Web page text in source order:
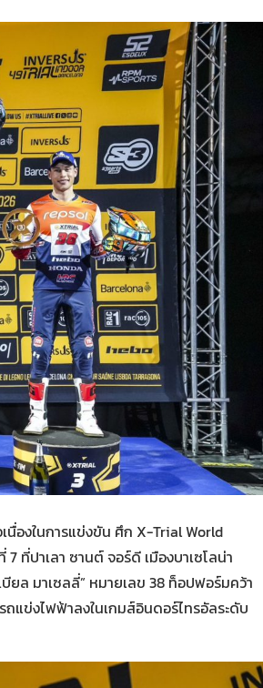
นื่องในการแข่งขัน ศึก X-Trial World
ที่ปาเลา ซานต์ จอร์ดี เมืองบาเซโลน่า
ยล มาเซลลี่” หมายเลข 38 ท็อปฟอร์มคว้า
แข่งไฟฟ้าลงในเกมส์อินดอร์ไทรอัลระดับ